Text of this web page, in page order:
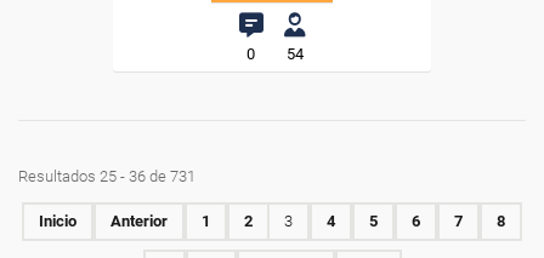
0 54
Resultados 25 - 36 de 731
Inicio Anterior 1 2 3 4 5 6 7 8